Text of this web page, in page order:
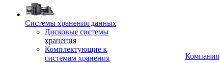
Системы хранения данных
Дисковые системы
хранения
Комплектующие к
системам хранения
Компания